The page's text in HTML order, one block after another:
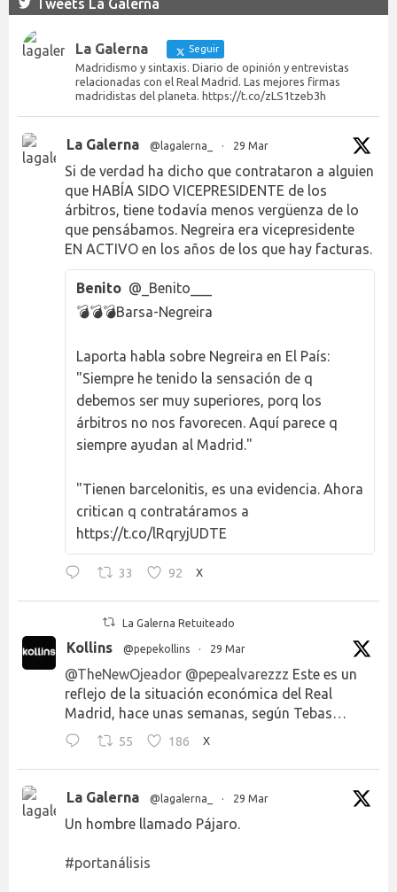
Tweets La Galerna
La Galerna Seguir
Madridismo y sintaxis. Diario de opinión y entrevistas
relacionadas con el Real Madrid. Las mejores firmas
madridistas del planeta. https://t.co/zLS1tzeb3h
La Galerna @lagalerna_ · 29 Mar
Si de verdad ha dicho que contrataron a alguien
que HABÍA SIDO VICEPRESIDENTE de los
árbitros, tiene todavía menos vergüenza de lo
que pensábamos. Negreira era vicepresidente
EN ACTIVO en los años de los que hay facturas.
Benito @_Benito___
💣💣💣Barsa-Negreira
Laporta habla sobre Negreira en El País:
"Siempre he tenido la sensación de q
debemos ser muy superiores, porq los
árbitros no nos favorecen. Aquí parece q
siempre ayudan al Madrid."
"Tienen barcelonitis, es una evidencia. Ahora
critican q contratáramos a
https://t.co/lRqryjUDTE
33 92 X
La Galerna Retuiteado
Kollins @pepekollins · 29 Mar
@TheNewOjeador @pepealvarezzz Este es un
reflejo de la situación económica del Real
Madrid, hace unas semanas, según Tebas…
55 186 X
La Galerna @lagalerna_ · 29 Mar
Un hombre llamado Pájaro.
#portanálisis